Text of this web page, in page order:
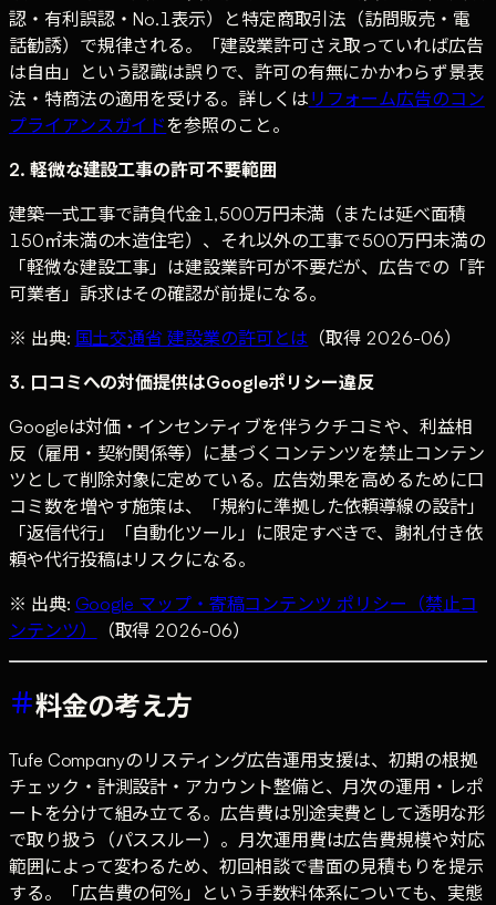
認・有利誤認・No.1表示）と特定商取引法（訪問販売・電
話勧誘）で規律される。「建設業許可さえ取っていれば広告
は自由」という認識は誤りで、許可の有無にかかわらず景表
法・特商法の適用を受ける。詳しくは リフォーム広告のコン
プライアンスガイドを参照のこと。
2. 軽微な建設工事の許可不要範囲
建築一式工事で請負代金1,500万円未満（または延べ面積
150㎡未満の木造住宅）、それ以外の工事で500万円未満の
「軽微な建設工事」は建設業許可が不要だが、広告での「許
可業者」訴求はその確認が前提になる。
※ 出典: 国土交通省 建設業の許可とは （取得 2026-06）
3. 口コミへの対価提供はGoogleポリシー違反
Googleは対価・インセンティブを伴うクチコミや、利益相
反（雇用・契約関係等）に基づくコンテンツを禁止コンテン
ツとして削除対象に定めている。広告効果を高めるために口
コミ数を増やす施策は、「規約に準拠した依頼導線の設計」
「返信代行」「自動化ツール」に限定すべきで、謝礼付き依
頼や代行投稿はリスクになる。
※ 出典: Google マップ・寄稿コンテンツ ポリシー（禁止コ
ンテンツ）
（取得 2026-06）
料金の考え方
Tufe Companyのリスティング広告運用支援は、初期の根拠
チェック・計測設計・アカウント整備と、月次の運用・レポ
ートを分けて組み立てる。広告費は別途実費として透明な形
で取り扱う（パススルー）。月次運用費は広告費規模や対応
範囲によって変わるため、初回相談で書面の見積もりを提示
する。「広告費の何%」という手数料体系についても、実態